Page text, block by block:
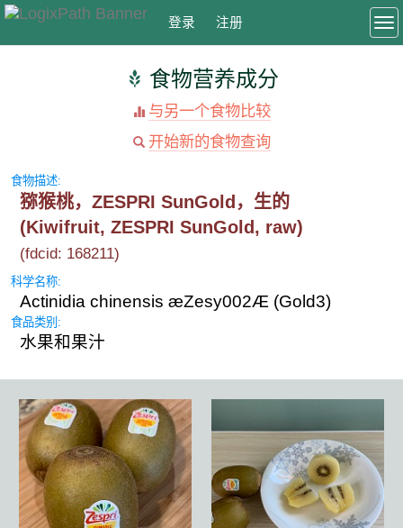
登录 注册
食物营养成分
与另一个食物比较
开始新的食物查询
食物描述:
猕猴桃，ZESPRI SunGold，生的
(Kiwifruit, ZESPRI SunGold, raw)
(fdcid: 168211)
科学名称:
Actinidia chinensis æZesy002Æ (Gold3)
食品类别:
水果和果汁